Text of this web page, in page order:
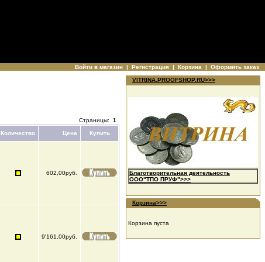
Войти в магазин | Регистрация | Корзина | Оформить заказ
Страницы: 1
Количество Цена Купить
602,00руб.
9'161,00руб.
VITRINA.PROOFSHOP.RU>>>
Благотворительная деятельность
ООО"ТПО ПРУФ">>>
Корзина>>>
Корзина пуста